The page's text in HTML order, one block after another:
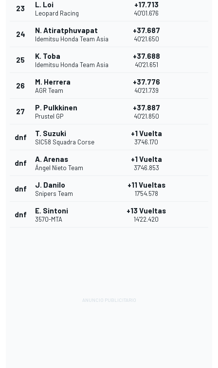
23 L. Loi
Leopard Racing
+17.713
40'01.676
24 N. Atiratphuvapat
Idemitsu Honda Team Asia
+37.687
40'21.650
25 K. Toba
Idemitsu Honda Team Asia
+37.688
40'21.651
26 M. Herrera
AGR Team
+37.776
40'21.739
27 P. Pulkkinen
Prustel GP
+37.887
40'21.850
dnf T. Suzuki
SIC58 Squadra Corse
+1 Vuelta
37'46.170
dnf A. Arenas
Ángel Nieto Team
+1 Vuelta
37'46.853
dnf J. Danilo
Snipers Team
+11 Vueltas
17'54.578
dnf E. Sintoni
3570-MTA
+13 Vueltas
14'22.420